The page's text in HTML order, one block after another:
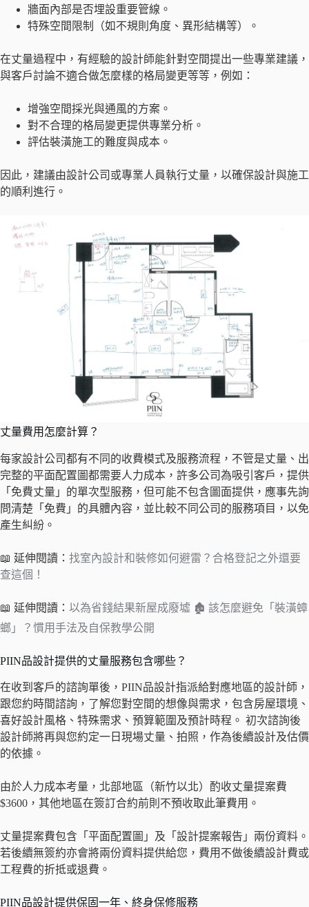
牆面內部是否埋設重要管線。
特殊空間限制（如不規則角度、異形結構等）。
在丈量過程中，有經驗的設計師能針對空間提出一些專業建議，
與客戶討論不適合做怎麼樣的格局變更等等，例如：
增強空間採光與通風的方案。
對不合理的格局變更提供專業分析。
評估裝潢施工的難度與成本。
因此，建議由設計公司或專業人員執行丈量，以確保設計與施工
的順利進行。
丈量費用怎麼計算？
每家設計公司都有不同的收費模式及服務流程，不管是丈量、出
完整的平面配置圖都需要人力成本，許多公司為吸引客戶，提供
「免費丈量」的單次型服務，但可能不包含圖面提供，應事先詢
問清楚「免費」的具體內容，並比較不同公司的服務項目，以免
產生糾紛。
📖 延伸閱讀： 找室內設計和裝修如何避雷？合格登記之外還要
查這個！
📖 延伸閱讀： 以為省錢結果新屋成廢墟 🏚 該怎麼避免「裝潢蟑
螂」？慣用手法及自保教學公開
PIIN品設計提供的丈量服務包含哪些？
在收到客戶的諮詢單後，PIIN品設計指派給對應地區的設計師，
跟您約時間諮詢，了解您對空間的想像與需求，包含房屋環境、
喜好設計風格、特殊需求、預算範圍及預計時程。 初次諮詢後
設計師將再與您約定一日現場丈量、拍照，作為後續設計及估價
的依據。
由於人力成本考量，北部地區（新竹以北）酌收丈量提案費
$3600，其他地區在簽訂合約前則不預收取此筆費用。
丈量提案費包含「平面配置圖」及「設計提案報告」兩份資料。
若後續無簽約亦會將兩份資料提供給您，費用不做後續設計費或
工程費的折抵或退費。
PIIN品設計提供保固一年、終身保修服務